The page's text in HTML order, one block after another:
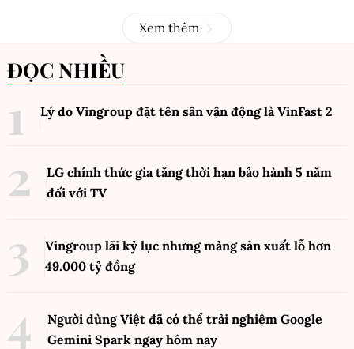
Xem thêm
ĐỌC NHIỀU
Lý do Vingroup đặt tên sân vận động là VinFast 2
LG chính thức gia tăng thời hạn bảo hành 5 năm
đối với TV
Vingroup lãi kỷ lục nhưng mảng sản xuất lỗ hơn
49.000 tỷ đồng
Người dùng Việt đã có thể trải nghiệm Google
Gemini Spark ngay hôm nay